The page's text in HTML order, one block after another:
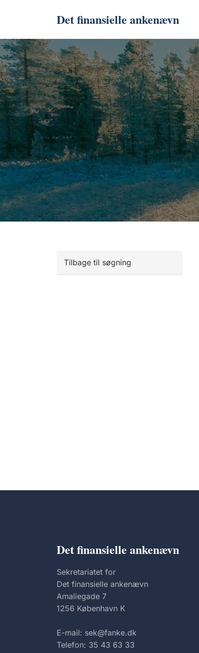
Det finansielle ankenævn
Tilbage til søgning
Det finansielle ankenævn
Sekretariatet for
Det finansielle ankenævn
Amaliegade 7
1256 København K
E-mail: sek@fanke.dk
Telefon: 35 43 63 33